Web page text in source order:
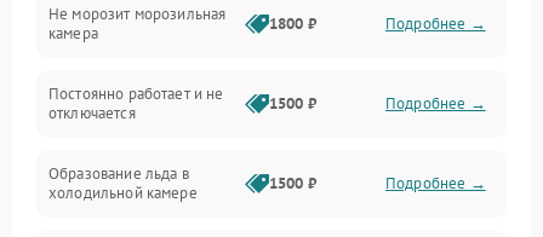
Дренаж
Не морозит морозильная
камера
1800 ₽ Подробнее →
Постоянно работает и не
отключается
1500 ₽ Подробнее →
Образование льда в
холодильной камере
1500 ₽ Подробнее →